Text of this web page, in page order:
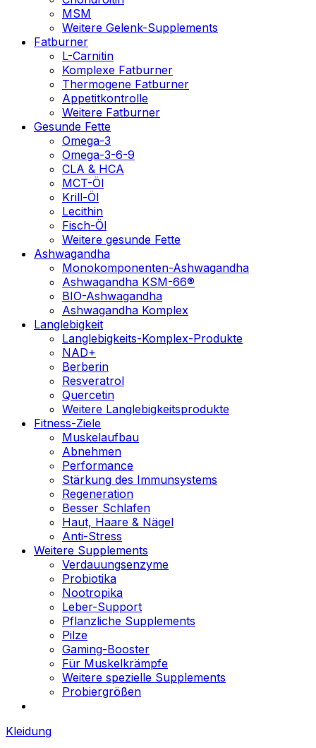
MSM
Weitere Gelenk-Supplements
Fatburner
L-Carnitin
Komplexe Fatburner
Thermogene Fatburner
Appetitkontrolle
Weitere Fatburner
Gesunde Fette
Omega-3
Omega-3-6-9
CLA & HCA
MCT-Öl
Krill-Öl
Lecithin
Fisch-Öl
Weitere gesunde Fette
Ashwagandha
Monokomponenten-Ashwagandha
Ashwagandha KSM-66®
BIO-Ashwagandha
Ashwagandha Komplex
Langlebigkeit
Langlebigkeits-Komplex-Produkte
NAD+
Berberin
Resveratrol
Quercetin
Weitere Langlebigkeitsprodukte
Fitness-Ziele
Muskelaufbau
Abnehmen
Performance
Stärkung des Immunsystems
Regeneration
Besser Schlafen
Haut, Haare & Nägel
Anti-Stress
Weitere Supplements
Verdauungsenzyme
Probiotika
Nootropika
Leber-Support
Pflanzliche Supplements
Pilze
Gaming-Booster
Für Muskelkrämpfe
Weitere spezielle Supplements
Probiergrößen
Kleidung